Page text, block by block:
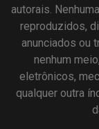
autorais.
reproduzidos,
anunciados ou
nenhum
eletrônicos,
qualquer outra